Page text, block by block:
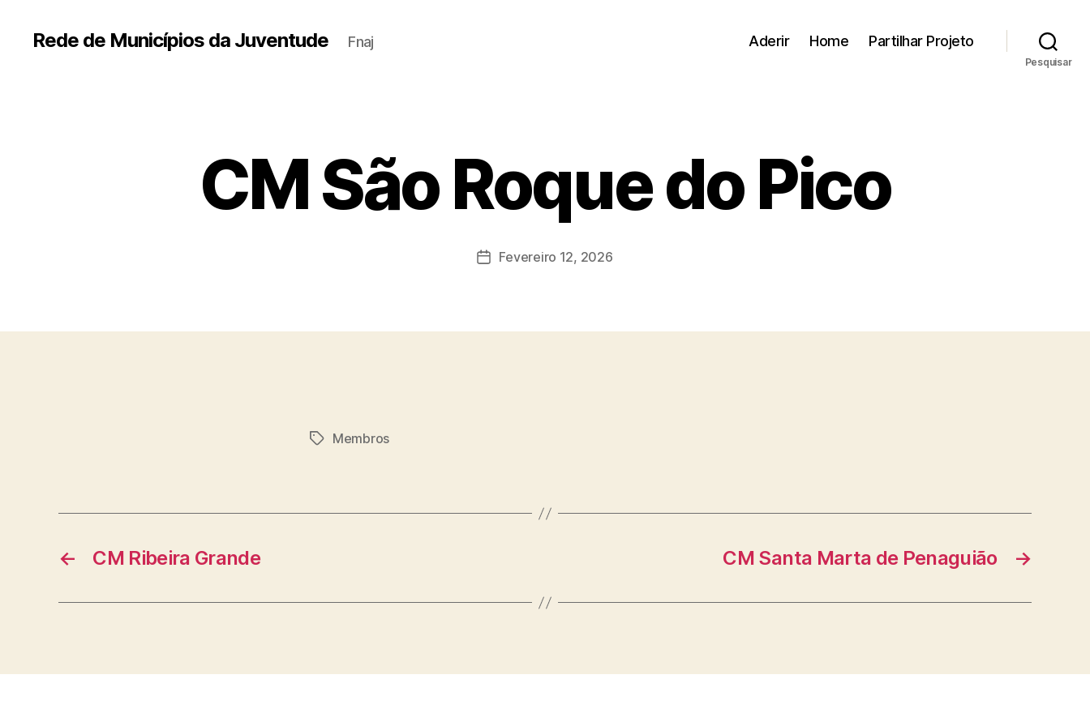
Rede de Municípios da Juventude Fnaj Aderir Home Partilhar Projeto
Pesquisar
CM São Roque do Pico
DataFevereiro 12, 2026
Etiquetas
Membros
← CM Ribeira Grande →
CM Santa Marta de Penaguião